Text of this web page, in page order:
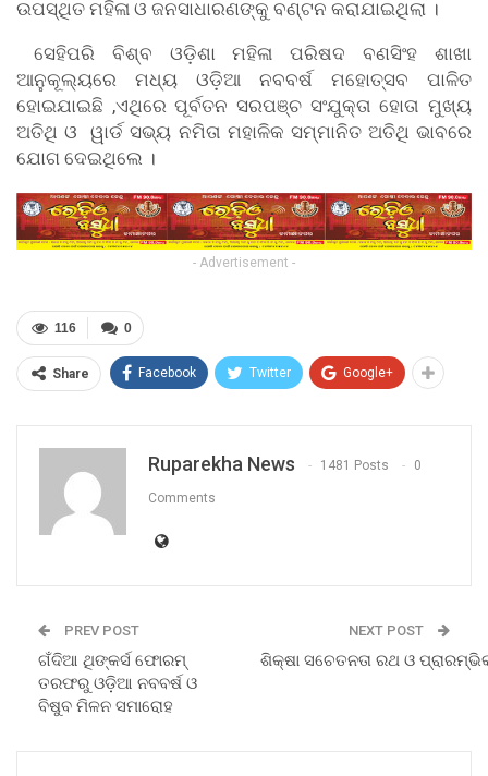
ଉପସ୍ଥିତ ମହିଳା ଓ ଜନସାଧାରଣଙ୍କୁ ବଣ୍ଟନ କରାଯାଇଥିଲା ।
ସେହିପରି ବିଶ୍ବ ଓଡ଼ିଶା ମହିଳା ପରିଷଦ ବଣସିଂହ ଶାଖା
ଆନୁକୂଲ୍ୟରେ ମଧ୍ୟ ଓଡ଼ିଆ ନବବର୍ଷ ମହୋତ୍ସବ ପାଳିତ
ହୋଇଯାଇଛି ,ଏଥିରେ ପୂର୍ବତନ ସରପଞ୍ଚ ସଂଯୁକ୍ତା ହୋତା ମୁଖ୍ୟ
ଅତିଥି ଓ ୱାର୍ଡ ସଭ୍ୟ ନମିତା ମହାଳିକ ସମ୍ମାନିତ ଅତିଥି ଭାବରେ
ଯୋଗ ଦେଇଥିଲେ ।
- Advertisement -
0
116
Share Facebook Twitter Google+
Ruparekha News 1481 Posts 0
Comments
PREV POST
ଗଁଦିଆ ଥିଙ୍କର୍ସ ଫୋରମ୍
ତରଫରୁ ଓଡ଼ିଆ ନବବର୍ଷ ଓ
ବିଷୁବ ମିଳନ ସମାରୋହ
NEXT POST
ଶିକ୍ଷା ସଚେତନତା ରଥ ଓ